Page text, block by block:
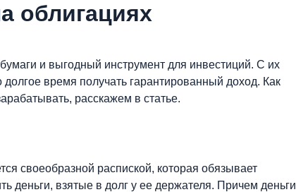
облигациях
и выгодный инструмент для инвестиций. С их
время получать гарантированный доход. Как
расскажем в статье.
своеобразной распиской, которая обязывает
деньги, взятые в долг у ее держателя. Причем деньги